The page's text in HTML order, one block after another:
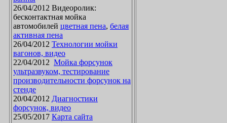
26/04/2012 Видеоролик:
бесконтактная мойка
автомобилей цветная пена, белая
активная пена
26/04/2012 Технологии мойки
вагонов, видео
22/04/2012 Мойка форсунок
ультразвуком, тестирование
производительности форсунок на
стенде
20/04/2012 Диагностики
форсунок, видео
25/05/2017 Карта сайта